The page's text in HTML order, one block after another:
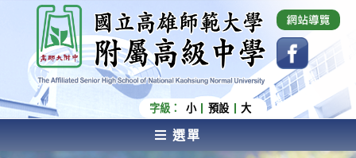
內
容
國立高雄師範大學附屬高級中學 Affiliated Senior
High School of National Kaohsiung Normal
University
字級： 小 預設 大
選單